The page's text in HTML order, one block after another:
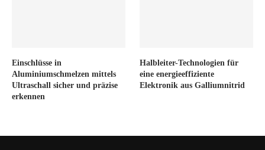
Einschlüsse in
Aluminiumschmelzen mittels
Ultraschall sicher und präzise
erkennen
Halbleiter-Technologien für
eine energieeffiziente
Elektronik aus Galliumnitrid